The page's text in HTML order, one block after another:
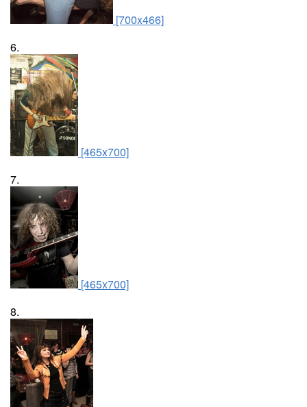
[700x466]
6.
[465x700]
7.
[465x700]
8.